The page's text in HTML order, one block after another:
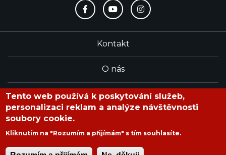
Kontakt
O nás
Redakce
Tento web používá k poskytování služeb,
personalizaci reklam a analýze návštěvnosti
soubory cookie.
Kliknutím na "Rozumím a přijímám" s tím souhlasíte.